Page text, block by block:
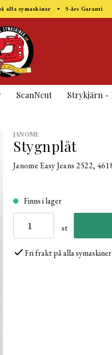
alla symaskiner • 5-års Garanti
ScanNcut Strykjärn -
JANOME
Stygnplåt
Janome Easy Jeans 2522,
Finns i lager
st
Fri frakt på alla symaskiner